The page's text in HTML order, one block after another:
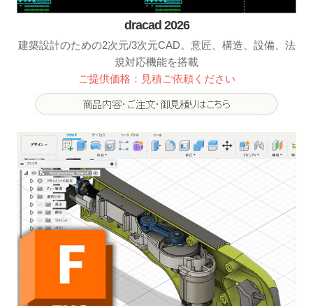
dracad 2026
建築設計のための2次元/3次元CAD。意匠、構造、設備、法
規対応機能を搭載
ご提供価格：見積ご依頼ください